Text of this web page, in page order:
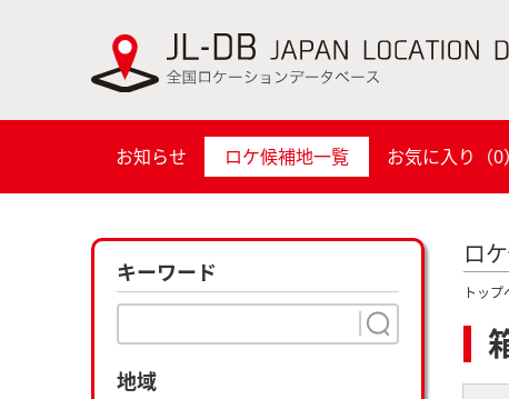
お知らせ ロケ候補地一覧 お気に入り（0）
キーワード
地域
ロ
トップ